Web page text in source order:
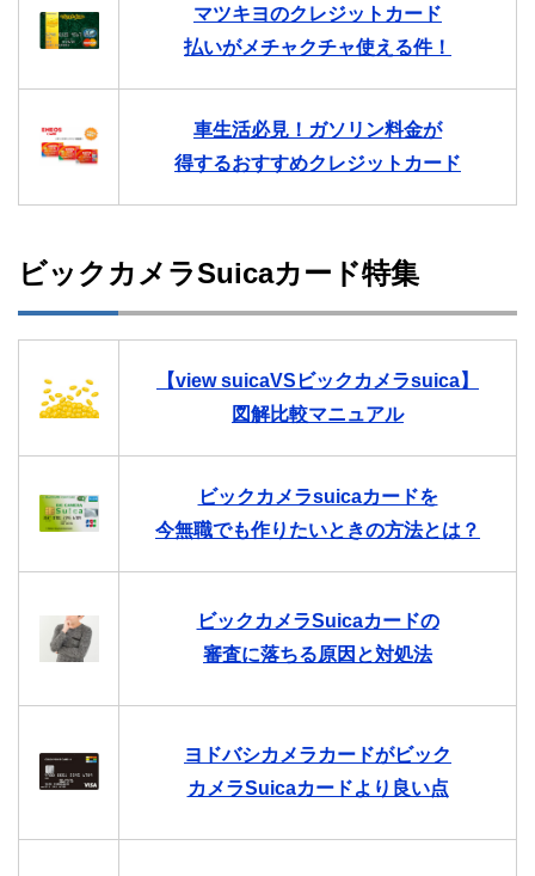
マツキヨのクレジットカード
払いがメチャクチャ使える件！
車生活必見！ガソリン料金が
得するおすすめクレジットカード
ビックカメラSuicaカード特集
【view suicaVSビックカメラsuica】
図解比較マニュアル
ビックカメラsuicaカードを
今無職でも作りたいときの方法とは？
ビックカメラSuicaカードの
審査に落ちる原因と対処法
ヨドバシカメラカードがビック
カメラSuicaカードより良い点